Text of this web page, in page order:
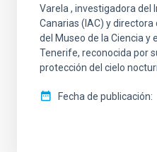
Varela , investigadora
Canarias (IAC) y
del Museo de la Ciencia y
Tenerife, reconocida por
protección del cielo
Fecha de publicación